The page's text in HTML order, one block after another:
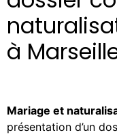
à
Mariage et
présentation d’un